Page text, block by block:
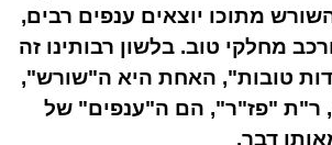
מתוכו יוצאים ענפים רבים,
מחלקי טוב. בלשון רבותינו זה
טובות", האחת היא ה"שורש",
ר"ת "פז"ר", הם ה"ענפים" של
דבר.